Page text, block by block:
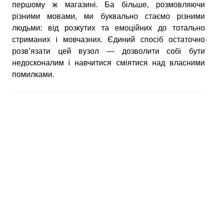
першому ж магазині. Ба більше, розмовляючи
різними мовами, ми буквально стаємо різними
людьми: від розкутих та емоційних до тотально
стриманих і мовчазних. Єдиний спосіб остаточно
розв’язати цей вузол — дозволити собі бути
недосконалим і навчитися сміятися над власними
помилками.